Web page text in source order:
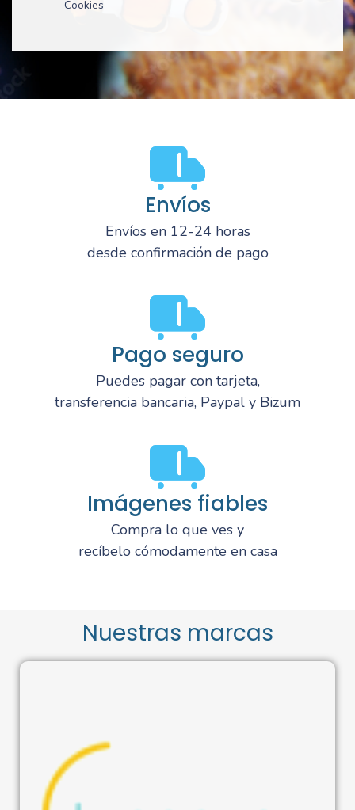
Cookies
Envíos
Envíos en 12-24 horas
desde confirmación de pago
Pago seguro
Puedes pagar con tarjeta,
transferencia bancaria, Paypal y Bizum
Imágenes fiables
Compra lo que ves y
recíbelo cómodamente en casa
Nuestras marcas